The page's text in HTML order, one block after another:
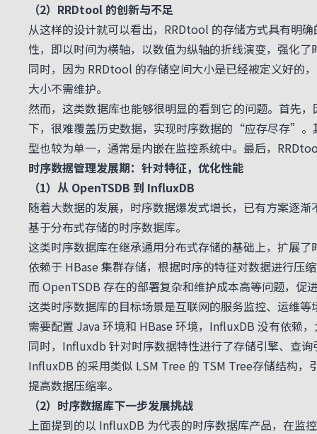
（2）RRDtool 的创新与不足
从这样的设计就可以看出，RRDtool 的存储方式具有明
性，即以时间为横轴，以数值为纵轴的折线演变，强化
同时，因为 RRDtool 的存储空间大小是已经被定义好的
大小不需维护。
然而，这类数据库也能够很明显的看到它的问题。首先
下，很难覆盖历史数据，实现时序数据的“应存尽存”。
型也较为单一，通常是内嵌在监控系统中。最后，
时序数据管理发展期：针对特征，优化性能
（1）从 OpenTSDB 到 InfluxDB
随着大数据的发展，时序数据爆发式增长，已有方案逐
基于分布式存储的时序数据库。
这类时序数据库在继承通用分布式存储的基础上，扩展
依赖于 HBase 集群存储，根据时序的特征对数据进行压
而 OpenTSDB 存在的部署复杂和维护成本高等问题，
这类时序数据库的目标场景是互联网的服务监控、运维
需要配置 Java 环境和 HBase 环境，InfluxDB 没有依赖
同时，Influxdb 针对时序数据特性进行了存储引擎、查
InfluxDB 的采用类似 LSM Tree 的 TSM Tree存储结构
提高数据压缩率。
（2）时序数据库下一步发展挑战
上面提到的以 InfluxDB 为代表的时序数据库产品，在监